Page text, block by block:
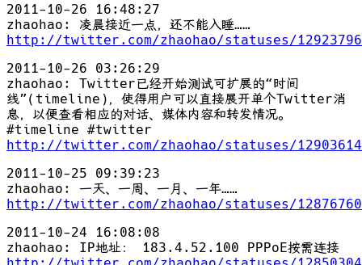
2011-10-26 16:48:27
zhaohao: 凌晨接近一点，还不能入睡……
http://twitter.com/zhaohao/statuses/
2011-10-26 03:26:29
zhaohao: Twitter已经开始测试可扩展的“时间
线”(timeline)，使得用户可以直接展开单个Twitter消
息，以便查看相应的对话、媒体内容和转发情况。
#timeline #twitter
http://twitter.com/zhaohao/statuses/
2011-10-25 09:39:23
zhaohao: 一天、一周、一月、一年……
http://twitter.com/zhaohao/statuses/
2011-10-24 16:08:08
zhaohao: IP地址： 183.4.52.100 PPPoE按需连接